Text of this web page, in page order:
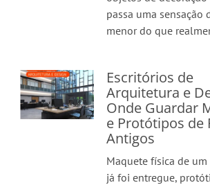
passa uma sensação
menor do que
Escritórios de
Arquitetura e
Onde Guardar
e Protótipos de
Antigos
Maquete física de
já foi entregue,